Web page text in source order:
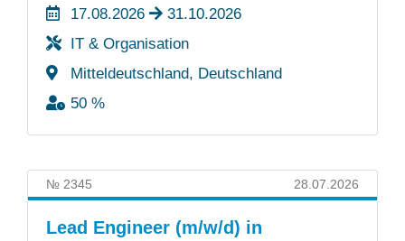
17.08.2026
31.10.2026
IT & Organisation
Mitteldeutschland, Deutschland
50 %
№ 2345 28.07.2026
Lead Engineer (m/w/d) in